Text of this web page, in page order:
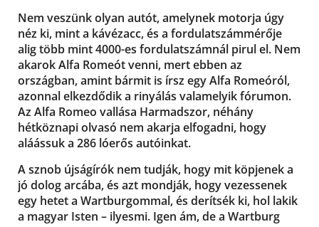
Nem veszünk olyan autót, amelynek motorja úgy
néz ki, mint a kávézacc, és a fordulatszámmérője
alig több mint 4000-es fordulatszámnál pirul el. Nem
akarok Alfa Romeót venni, mert ebben az
országban, amint bármit is írsz egy Alfa Romeóról,
azonnal elkezdődik a rinyálás valamelyik fórumon.
Az Alfa Romeo vallása Harmadszor, néhány
hétköznapi olvasó nem akarja elfogadni, hogy
aláássuk a 286 lóerős autóinkat.
A sznob újságírók nem tudják, hogy mit köpjenek a
jó dolog arcába, és azt mondják, hogy vezessenek
egy hetet a Wartburgommal, és derítsék ki, hol lakik
a magyar Isten – ilyesmi. Igen ám, de a Wartburg